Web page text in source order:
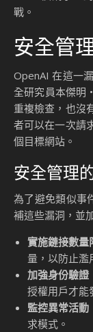
洞，這不僅對技
安全管理的重要
分布式拒絕服務
潛在影
這一漏洞的影響
於攻擊者可以利
能在短時間內被
使得受害者難以
用防火牆也無法
影響範例
例如，一家依賴
而無法處理客戶
AIbase 的報告，
5000 個請求，
戰。
安全管